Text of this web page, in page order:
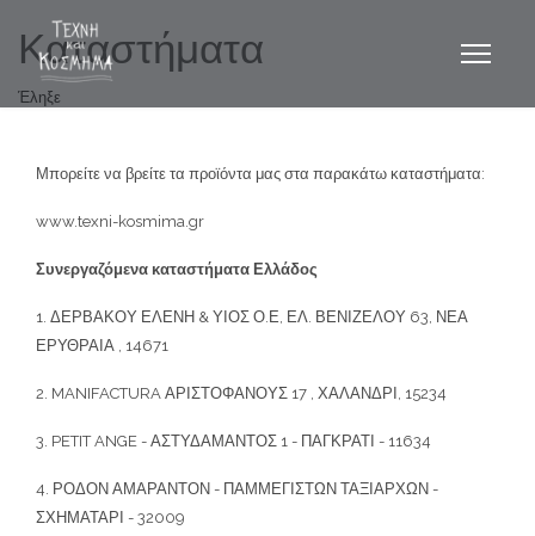
Καταστήματα
Έληξε
Μπορείτε να βρείτε τα προϊόντα μας στα παρακάτω καταστήματα:
www.texni-kosmima.gr
Συνεργαζόμενα καταστήματα Ελλάδος
1. ΔΕΡΒΑΚΟΥ ΕΛΕΝΗ & ΥΙΟΣ Ο.Ε, ΕΛ. ΒΕΝΙΖΕΛΟΥ 63, ΝΕΑ
ΕΡΥΘΡΑΙΑ , 14671
2. MANIFACTURA ΑΡΙΣΤΟΦΑΝΟΥΣ 17 , ΧΑΛΑΝΔΡΙ, 15234
3. PETIT ANGE - ΑΣΤΥΔΑΜΑΝΤΟΣ 1 - ΠΑΓΚΡΑΤΙ - 11634
4. ΡΟΔΟΝ ΑΜΑΡΑΝΤΟΝ - ΠΑΜΜΕΓΙΣΤΩΝ ΤΑΞΙΑΡΧΩΝ -
ΣΧΗΜΑΤΑΡΙ - 32009